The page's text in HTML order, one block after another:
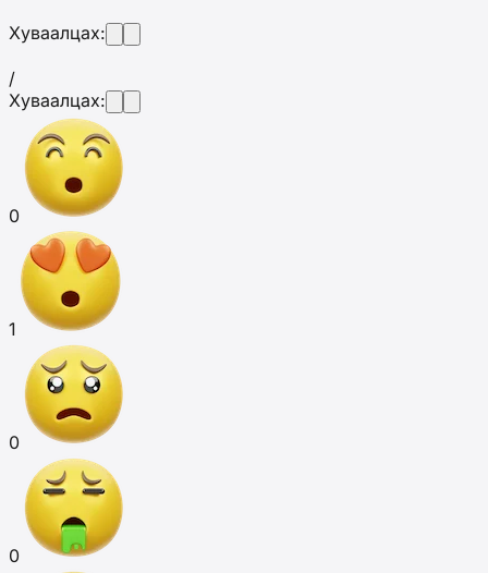
Хуваалцах:
/
Хуваалцах:
0
1
0
0